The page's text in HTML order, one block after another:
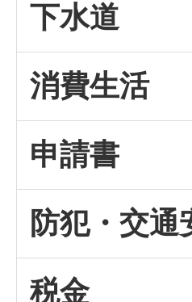
下水道
消費生活
申請書
防犯・交通
税金